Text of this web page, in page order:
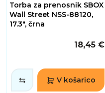
Torba za prenosnik SBOX
Wall Street NSS-88120,
17.3", črna
18,45 €
V košarico